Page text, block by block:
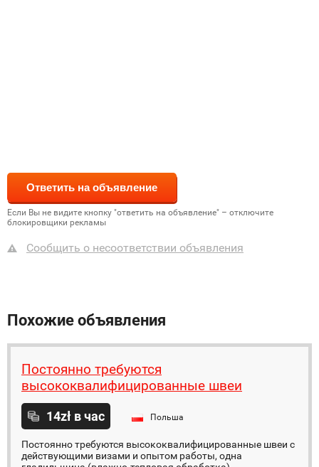
Если Вы не видите кнопку "ответить на объявление" – отключите
блокировщики рекламы
Сообщить о несоответствии объявления
Похожие объявления
Постоянно требуются
высококвалифицированные швеи
14zł в час Польша
Постоянно требуются высококвалифицированные швеи с
действующими визами и опытом работы, одна